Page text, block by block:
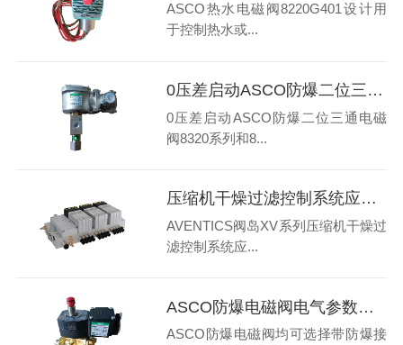
ASCO热水电磁阀8220G401设计用
于控制热水或...
0压差启动ASCO防爆二位三通电磁阀有哪些系列型号
0压差启动ASCO防爆二位三通电磁
阀8320系列和8...
压缩机干燥过滤控制系统应用AVENTICS阀岛XV系列特点有哪些
AVENTICS阀岛XV系列压缩机干燥过
滤控制系统应...
ASCO防爆电磁阀电气参数和材质怎样选择
ASCO防爆电磁阀均可选择带防爆接